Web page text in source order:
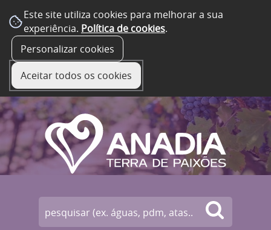
Este site utiliza cookies para melhorar a sua
experiência. Política de cookies.
Personalizar cookies
Aceitar todos os cookies